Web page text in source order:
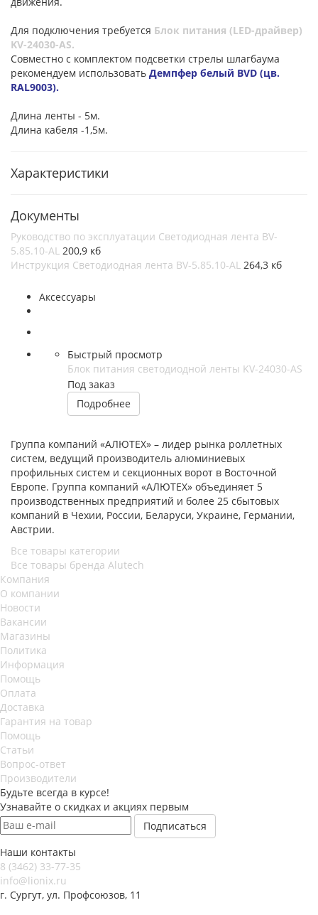
Для подключения требуется Блок питания (LED-драйвер)
KV-24030-AS.
Совместно с комплектом подсветки стрелы шлагбаума
рекомендуем использовать Демпфер белый BVD (цв.
RAL9003).
Длина ленты - 5м.
Длина кабеля -1,5м.
Характеристики
Документы
Руководство по эксплуатации Светодиодная лента BV-
5.85.10-AL 200,9 кб
Инструкция Светодиодная лента BV-5.85.10-AL 264,3 кб
Аксессуары
Быстрый просмотр
Блок питания светодиодной ленты KV-24030-AS
Под заказ
Подробнее
Группа компаний «АЛЮТЕХ» – лидер рынка роллетных
систем, ведущий производитель алюминиевых
профильных систем и секционных ворот в Восточной
Европе. Группа компаний «АЛЮТЕХ» объединяет 5
производственных предприятий и более 25 сбытовых
компаний в Чехии, России, Беларуси, Украине, Германии,
Австрии.
Все товары категории
Все товары бренда Alutech
Компания
О компании
Новости
Вакансии
Магазины
Политика
Информация
Помощь
Оплата
Доставка
Гарантия на товар
Помощь
Статьи
Вопрос-ответ
Производители
Будьте всегда в курсе!
Узнавайте о скидках и акциях первым
Наши контакты
8 (3462) 33-77-35
info@lionix.ru
г. Сургут, ул. Профсоюзов, 11